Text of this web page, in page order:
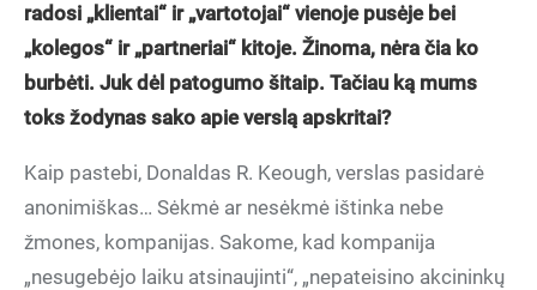
radosi „klientai“ ir „vartotojai“ vienoje pusėje bei
„kolegos“ ir „partneriai“ kitoje. Žinoma, nėra čia ko
burbėti. Juk dėl patogumo šitaip. Tačiau ką mums
toks žodynas sako apie verslą apskritai?
Kaip pastebi, Donaldas R. Keough, verslas pasidarė
anonimiškas… Sėkmė ar nesėkmė ištinka nebe
žmones, kompanijas. Sakome, kad kompanija
„nesugebėjo laiku atsinaujinti“, „nepateisino akcininkų